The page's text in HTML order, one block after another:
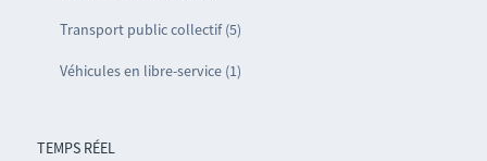
Transport public collectif (5)
Véhicules en libre-service (1)
TEMPS RÉEL